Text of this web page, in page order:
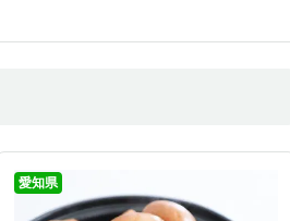
愛知県